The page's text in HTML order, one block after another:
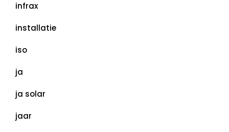
infrax
installatie
iso
ja
ja solar
jaar